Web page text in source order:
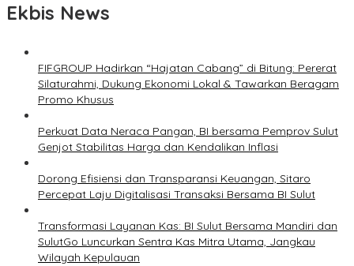
Ekbis News
FIFGROUP Hadirkan “Hajatan Cabang” di Bitung: Pererat
Silaturahmi, Dukung Ekonomi Lokal & Tawarkan Beragam
Promo Khusus
Perkuat Data Neraca Pangan, BI bersama Pemprov Sulut
Genjot Stabilitas Harga dan Kendalikan Inflasi
Dorong Efisiensi dan Transparansi Keuangan, Sitaro
Percepat Laju Digitalisasi Transaksi Bersama BI Sulut
Transformasi Layanan Kas: BI Sulut Bersama Mandiri dan
SulutGo Luncurkan Sentra Kas Mitra Utama, Jangkau
Wilayah Kepulauan